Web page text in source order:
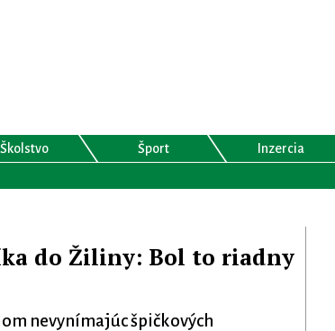
Školstvo Šport Inzercia
do Žiliny: Bol to riadny
nevynímajúc špičkových